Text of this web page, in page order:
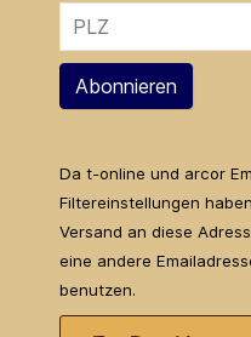
Abonnieren
Da t-online und arcor
Filtereinstellungen
Versand an diese
eine andere
benutzen.